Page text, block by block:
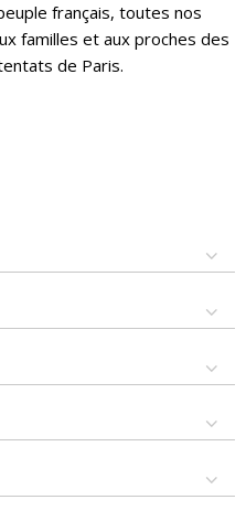
français, toutes nos
familles et aux proches des
de Paris.